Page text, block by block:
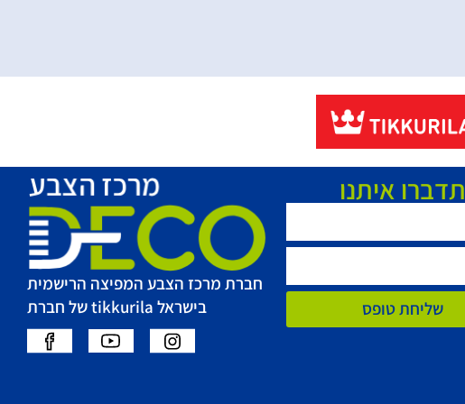
תדברו איתנו
שליחת טופס
חברת מרכז הצבע המפיצה הרישמית
בישראל tikkurila של חברת